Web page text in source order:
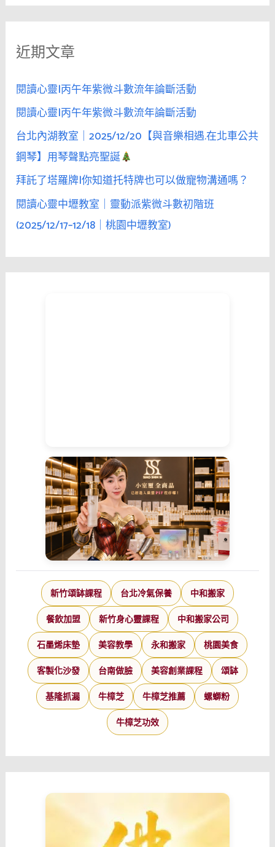
關
字
近期文章
閱讀心靈|丙午年紫微斗數流年論斷活動
閱讀心靈|丙午年紫微斗數流年論斷活動
台北內湖教室｜2025/12/20【與音樂相遇.在北車公共
鋼琴】用琴聲點亮聖誕
拜託了塔羅牌|你知道托特牌也可以做寵物溝通嗎？
閱讀心靈中壢教室｜靈動派紫微斗數初階班
(2025/12/17–12/18｜桃園中壢教室)
新竹頌缽課程 台北冷氣保養 中和搬家
餐飲加盟 新竹身心靈課程 中和搬家公司
石墨烯床墊 美容教學 永和搬家 桃園美食
客製化沙發 台南做臉 美容創業課程 頌缽
基隆抓漏 牛樟芝 牛樟芝推薦 螺螄粉
牛樟芝功效